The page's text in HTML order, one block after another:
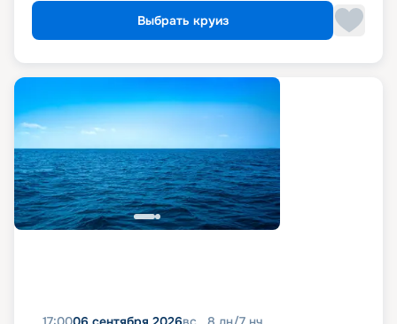
Выбрать круиз